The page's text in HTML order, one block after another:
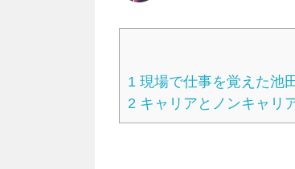
1 現場で仕事を覚えた池
2 キャリアとノンキャリ